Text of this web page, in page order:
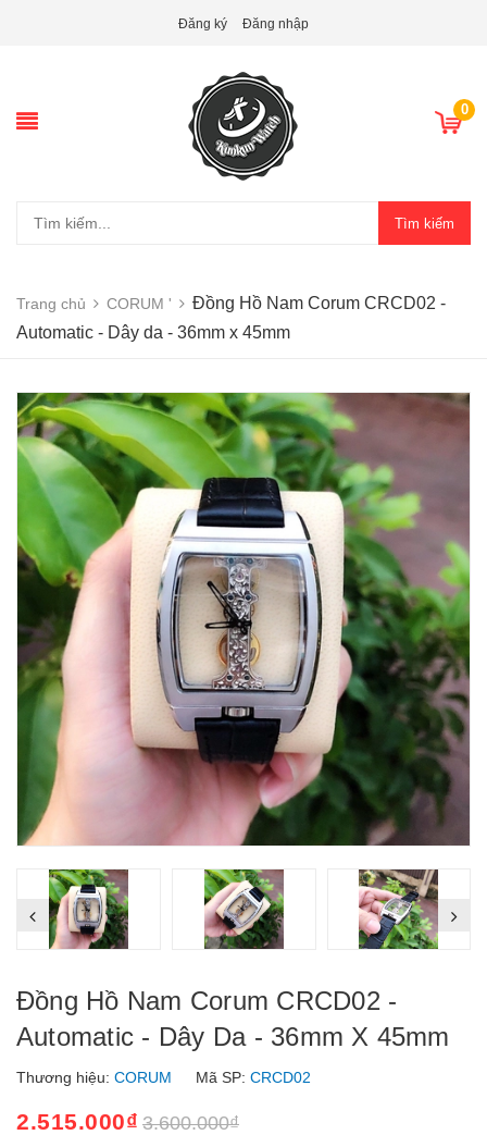
Đăng ký Đăng nhập
0
Tìm kiếm
Trang chủ CORUM '
Đồng Hồ Nam Corum CRCD02 -
Automatic - Dây da - 36mm x 45mm
Đồng Hồ Nam Corum CRCD02 -
Automatic - Dây Da - 36mm X 45mm
Thương hiệu: CORUM Mã SP: CRCD02
2.515.000₫ 3.600.000₫